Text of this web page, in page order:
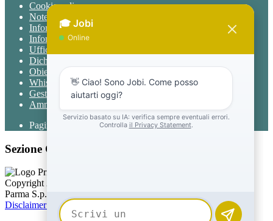
Cookie policy
Note legali
Informativa Privacy
Informativa Privacy chatbot Jobi
Ufficio Relazioni con il Pubblico
Dichiarazione di accessibilità
Obiettivi di accessibilità
Whistleblowing
Gestione consensi cookie
Amministrazione trasparente
Pagina visualizzata1014volte
Sezione Copyright
Copyright 2026 | Engineered and powered by Gruppo Spaggiari
Parma S.p.A. | Divisione Publishing & New Social Media
Disclaimer trattamento dati personali